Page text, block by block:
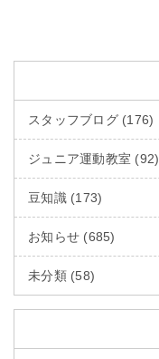
スタッフブログ (176)
ジュニア運動教室 (92)
豆知識 (173)
お知らせ (685)
未分類 (58)